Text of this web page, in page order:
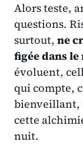
Alors teste,
questions.
surtout, ne
figée dans
évoluent,
qui compte,
bienveillant,
cette
nuit.